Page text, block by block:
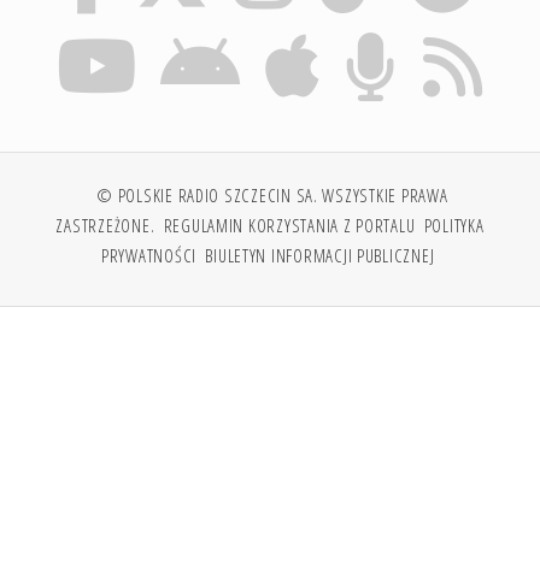
© POLSKIE RADIO SZCZECIN SA. WSZYSTKIE PRAWA
ZASTRZEŻONE. REGULAMIN KORZYSTANIA Z PORTALU POLITYKA
PRYWATNOŚCI BIULETYN INFORMACJI PUBLICZNEJ